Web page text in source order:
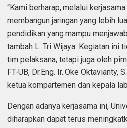
“Kami berharap, melalui
membangun jaringan yang lebih
pendidikan yang mampu
tambah L. Tri Wijaya. Kegiatan ini
tim pelaksana, tetapi juga oleh
FT-UB, Dr.Eng. Ir. Oke Oktavianty,
ketua kompartemen dan kepala
Dengan adanya kerjasama ini,
diharapkan dapat terus